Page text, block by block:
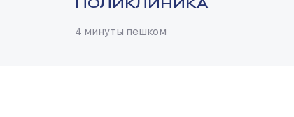
4 минуты пешком